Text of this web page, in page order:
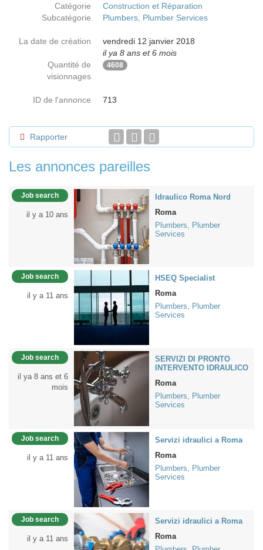
Catégorie
Construction et Réparation
Subcatégorie
Plumbers, Plumber Services
La date de création
vendredi 12 janvier 2018
il ya 8 ans et 6 mois
Quantité de
visionnages
4608
ID de l'annonce 713
Rapporter
Les annonces pareilles
Job search
il y a 10 ans
Idraulico Roma Nord
Roma
Plumbers, Plumber
Services
Job search
il y a 11 ans
HSEQ Specialist
Roma
Plumbers, Plumber
Services
Job search
il ya 8 ans et 6
mois
SERVIZI DI PRONTO
INTERVENTO IDRAULICO
Roma
Plumbers, Plumber
Services
Job search
il y a 11 ans
Servizi idraulici a Roma
Roma
Plumbers, Plumber
Services
Job search
il y a 11 ans
Servizi idraulici a Roma
Roma